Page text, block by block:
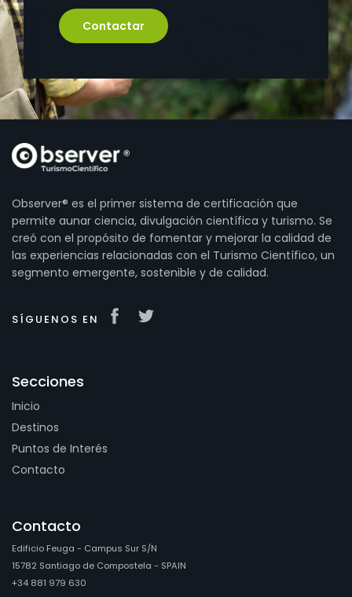
Contactar
Observer® es el primer sistema de certificación que
permite aunar ciencia, divulgación científica y turismo. Se
creó con el propósito de fomentar y mejorar la calidad de
las experiencias relacionadas con el Turismo Científico, un
segmento emergente, sostenible y de calidad.
SÍGUENOS EN
Secciones
Inicio
Destinos
Puntos de Interés
Contacto
Contacto
Edificio Feuga - Campus Sur S/N
15782 Santiago de Compostela - SPAIN
+34 881 979 630